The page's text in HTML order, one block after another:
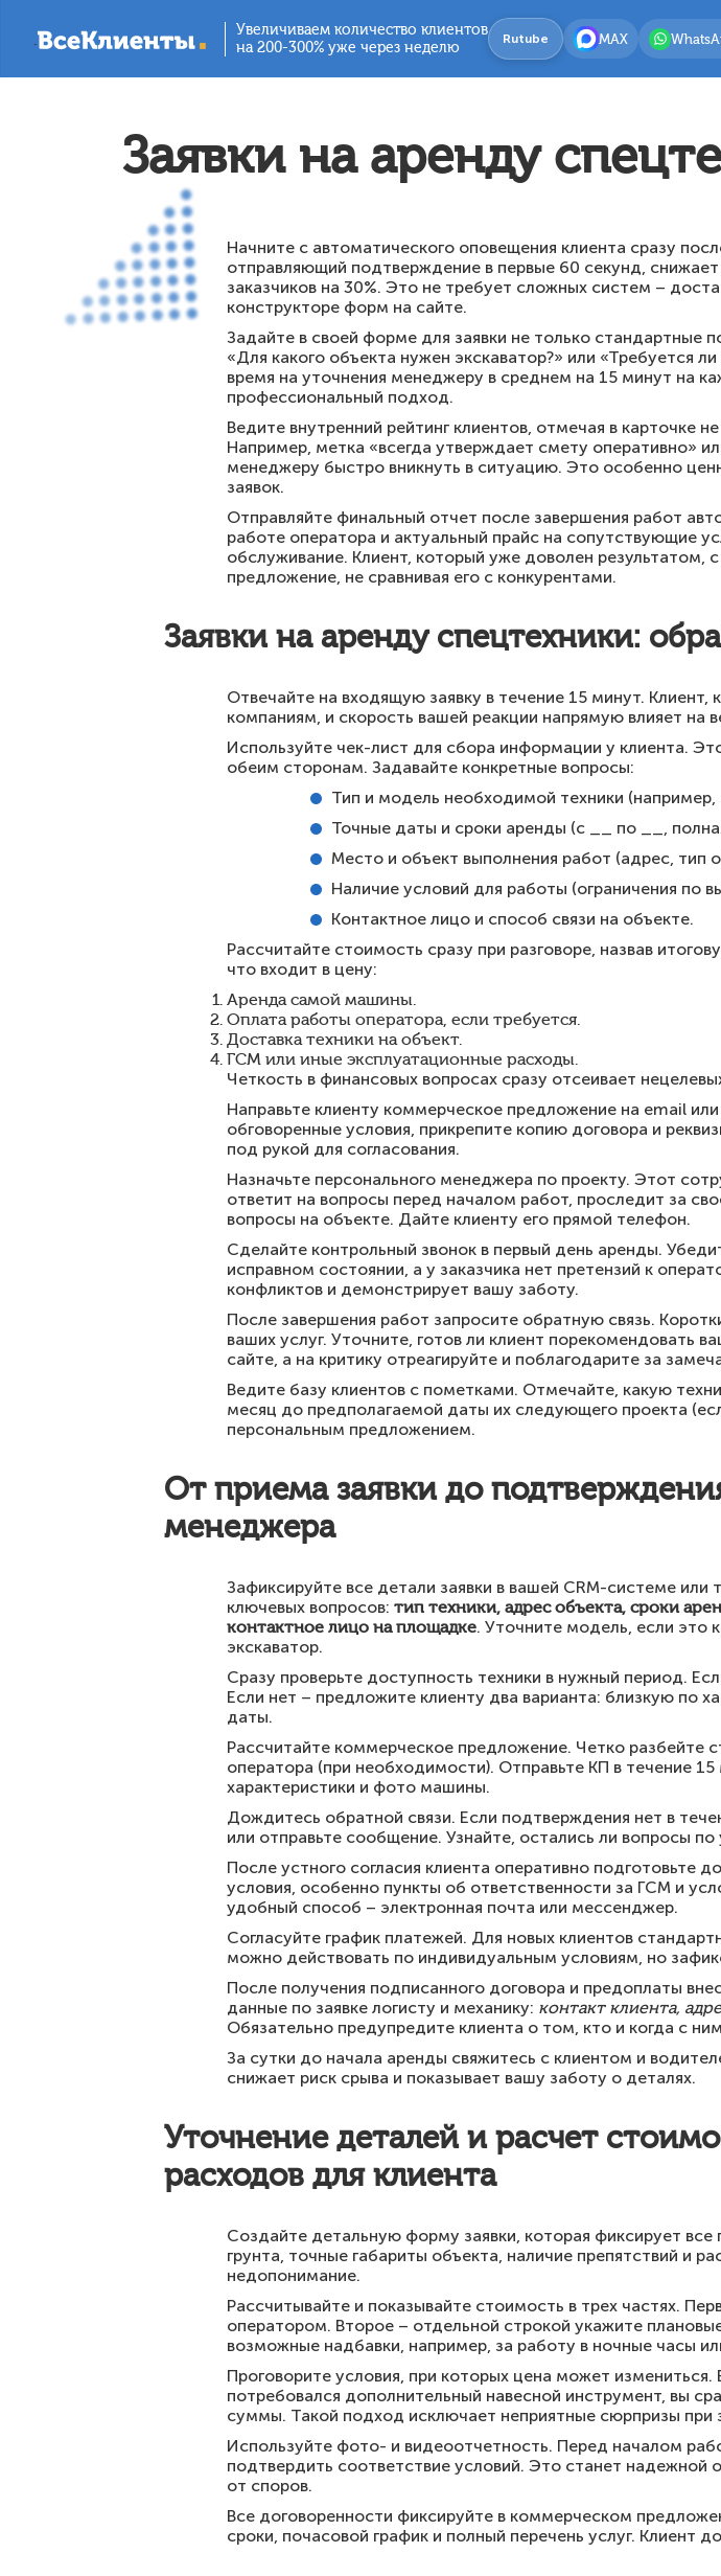
Увеличиваем количество клиентов
на 200-300% уже через неделю
Rutube MAX
Заявки на аренду
Начните с автоматического оповещения клиента сразу
отправляющий подтверждение в первые 60 секунд,
заказчиков на 30%. Это не требует сложных систем –
конструкторе форм на сайте.
Задайте в своей форме для заявки не только стандартные
«Для какого объекта нужен экскаватор?» или «Требуется
время на уточнения менеджеру в среднем на 15 минут на
профессиональный подход.
Ведите внутренний рейтинг клиентов, отмечая в карточке
Например, метка «всегда утверждает смету оперативно»
менеджеру быстро вникнуть в ситуацию. Это особенно
заявок.
Отправляйте финальный отчет после завершения работ
работе оператора и актуальный прайс на сопутствующие
обслуживание. Клиент, который уже доволен
предложение, не сравнивая его с конкурентами.
Заявки на аренду спецтехники:
Отвечайте на входящую заявку в течение 15 минут.
компаниям, и скорость вашей реакции напрямую влияет на
Используйте чек-лист для сбора информации у клиента.
обеим сторонам. Задавайте конкретные вопросы:
Тип и модель необходимой техники (например,
Точные даты и сроки аренды (с __ по __,
Место и объект выполнения работ (адрес, тип
Наличие условий для работы (ограничения по
Контактное лицо и способ связи на объекте.
Рассчитайте стоимость сразу при разговоре, назвав
что входит в цену:
Аренда самой машины.
Оплата работы оператора, если требуется.
Доставка техники на объект.
ГСМ или иные эксплуатационные расходы.
Четкость в финансовых вопросах сразу отсеивает
Направьте клиенту коммерческое предложение на email
обговоренные условия, прикрепите копию договора и
под рукой для согласования.
Назначьте персонального менеджера по проекту. Этот
ответит на вопросы перед началом работ, проследит за
вопросы на объекте. Дайте клиенту его прямой телефон.
Сделайте контрольный звонок в первый день аренды.
исправном состоянии, а у заказчика нет претензий к
конфликтов и демонстрирует вашу заботу.
После завершения работ запросите обратную связь.
ваших услуг. Уточните, готов ли клиент порекомендовать
сайте, а на критику отреагируйте и поблагодарите за
Ведите базу клиентов с пометками. Отмечайте, какую
месяц до предполагаемой даты их следующего проекта
персональным предложением.
От приема заявки до
менеджера
Зафиксируйте все детали заявки в вашей CRM-системе или
ключевых вопросов: тип техники, адрес объекта, сроки
контактное лицо на площадке. Уточните модель, если это
экскаватор.
Сразу проверьте доступность техники в нужный период.
Если нет – предложите клиенту два варианта: близкую по
даты.
Рассчитайте коммерческое предложение. Четко разбейте
оператора (при необходимости). Отправьте КП в течение
характеристики и фото машины.
Дождитесь обратной связи. Если подтверждения нет в
или отправьте сообщение. Узнайте, остались ли вопросы по
После устного согласия клиента оперативно подготовьте
условия, особенно пункты об ответственности за ГСМ и
удобный способ – электронная почта или мессенджер.
Согласуйте график платежей. Для новых клиентов
можно действовать по индивидуальным условиям, но
После получения подписанного договора и предоплаты
данные по заявке логисту и механику: контакт клиента,
Обязательно предупредите клиента о том, кто и когда с
За сутки до начала аренды свяжитесь с клиентом и
снижает риск срыва и показывает вашу заботу о деталях.
Уточнение деталей и расчет
расходов для клиента
Создайте детальную форму заявки, которая фиксирует
грунта, точные габариты объекта, наличие препятствий и
недопонимание.
Рассчитывайте и показывайте стоимость в трех частях.
оператором. Второе – отдельной строкой укажите
возможные надбавки, например, за работу в ночные часы
Проговорите условия, при которых цена может измениться.
потребовался дополнительный навесной инструмент, вы
суммы. Такой подход исключает неприятные сюрпризы при
Используйте фото- и видеоотчетность. Перед началом
подтвердить соответствие условий. Это станет
от споров.
Все договоренности фиксируйте в коммерческом
сроки, почасовой график и полный перечень услуг. Клиент